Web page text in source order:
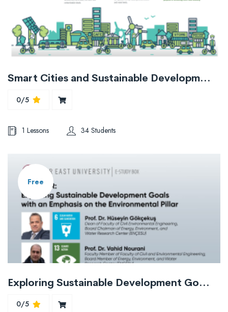
Smart Cities and Sustainable Development Goals: Challenges and Opportunities
0/5
1 Lessons 34 Students
Free
Exploring Sustainable Development Goals with an Emphasis on the Environmental Pillar
0/5